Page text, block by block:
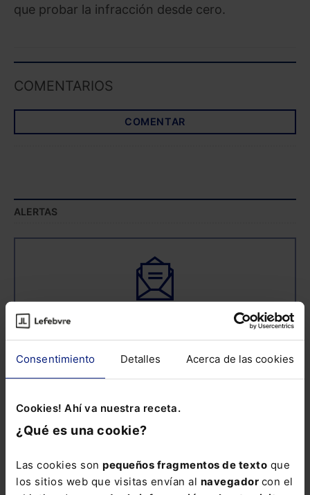
Consentimiento Detalles Acerca de las cookies
Cookies! Ahí va nuestra receta.
¿Qué es una cookie?
Las cookies son pequeños fragmentos de texto que
los sitios web que visitas envían al navegador con el
que probar la infracción desde cero.
COMENTARIOS
COMENTAR
ALERTAS
Suscríbete ya a la alerta
Derecho TIC
Más de 40.000 suscriptores ya se informan con
nosotros
Email:
Consulta la información básica sobre